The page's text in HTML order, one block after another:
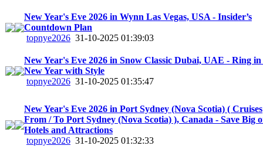
New Year's Eve 2026 in Wynn Las Vegas, USA - Insider’s
Countdown Plan
topnye2026 31-10-2025 01:39:03
New Year's Eve 2026 in Snow Classic Dubai, UAE - Ring in
New Year with Style
topnye2026 31-10-2025 01:35:47
New Year's Eve 2026 in Port Sydney (Nova Scotia) ( Cruises
From / To Port Sydney (Nova Scotia) ), Canada - Save Big
Hotels and Attractions
topnye2026 31-10-2025 01:32:33